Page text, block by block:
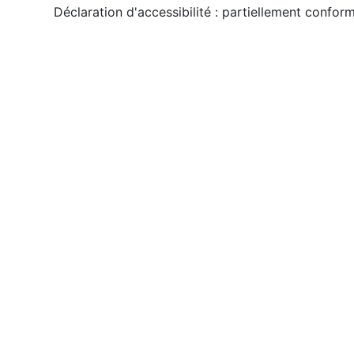
Déclaration d'accessibilité : partiellement